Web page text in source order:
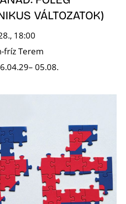
VÁLTOZATOK)
18:00
fríz Terem
05.08.